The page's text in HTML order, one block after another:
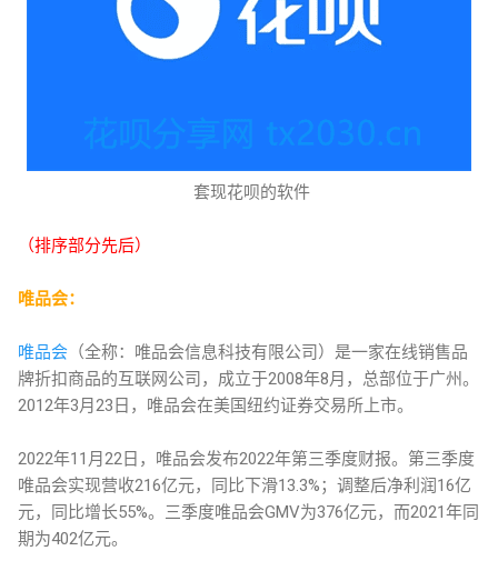
套现花呗的软件
（排序部分先后）
唯品会：
唯品会 （全称：唯品会信息科技有限公司）是一家在线销售品
牌折扣商品的互联网公司，成立于2008年8月，总部位于广州。
2012年3月23日，唯品会在美国纽约证券交易所上市。
2022年11月22日，唯品会发布2022年第三季度财报。第三季度
唯品会实现营收216亿元，同比下滑13.3%；调整后净利润16亿
元，同比增长55%。三季度唯品会GMV为376亿元，而2021年同
期为402亿元。